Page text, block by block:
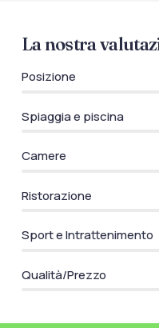
La nostra
Posizione
Spiaggia e piscina
Camere
Ristorazione
Sport e Intrattenimento
Qualità/Prezzo